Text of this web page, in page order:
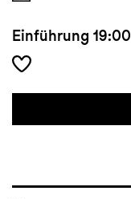
Einführung 19:00